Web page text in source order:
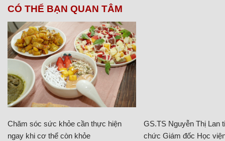
CÓ THỂ BẠN QUAN TÂM
Chăm sóc sức khỏe cần thực hiện
ngay khi cơ thể còn khỏe
GS.TS Nguyễn Thị Lan
chức Giám đốc Học